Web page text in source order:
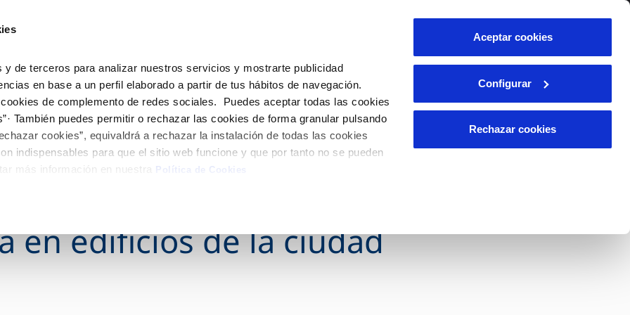
y de terceros para analizar nuestros servicios y mostrarte publicidad
en base a un perfil elaborado a partir de tus hábitos de navegación.
de complemento de redes sociales. Puedes aceptar todas las cookies
También puedes permitir o rechazar las cookies de forma granular pulsando
cookies”, equivaldrá a rechazar la instalación de todas las cookies
indispensables para que el sitio web funcione y que por tanto no se pueden
más información en nuestra
Política de Cookies
Aceptar cookies
Configurar
Rechazar cookies
de titular
de suministro
de suministro
MODIFICACIÓN DE DATOS
Actualizar datos bancarios
Actualizar datos de domicilio
Actualizar datos personales
INCIDENCIAS
Comunica anomalías o posibles
AL CLIENTE
contacto
obras y afectaciones
COMPROMISO DE SERVICIO
Carta de compromisos
Customer Counsel (Defensa del
cliente)
del agua
CUIDADOS DEL AGUA
Consejos de ahorro
COMPROMISOS
ambiente
y digitalización
Área de clientes
Ardid y Aquara trabajarán juntos en
para determinar las pérdidas
en edificios de la ciudad